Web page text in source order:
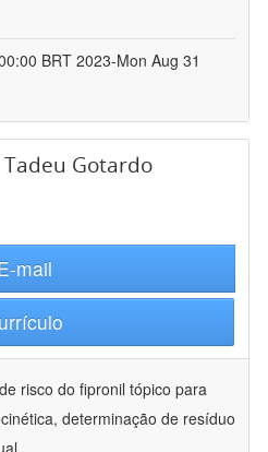
BRT 2023-Mon Aug 31
Gotardo
mail
risco do fipronil tópico para
determinação de resíduo